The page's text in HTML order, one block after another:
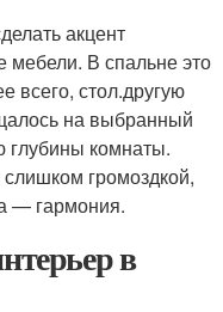
акцент
мебели. В спальне это
всего, стол.другую
на выбранный
глубины комнаты.
громоздкой,
— гармония.
в